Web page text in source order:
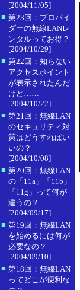
[2004/11/05]
■ 第23回：プロバイ
ダーの無線LANレ
ンタルってお得？
[2004/10/29]
■ 第22回：知らない
アクセスポイント
が表示されたんだ
けど……
[2004/10/22]
■ 第21回：無線LAN
のセキュリティ対
策はどうすればい
いの？
[2004/10/08]
■ 第20回：無線LAN
の「11a」「11b」
「11g」って何が
違うの？
[2004/09/17]
■ 第19回：無線LAN
を始めるには何が
必要なの？
[2004/09/10]
■ 第18回：無線LAN
ってどこが便利な